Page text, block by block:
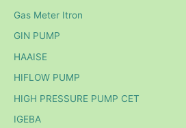
Gas Meter Itron
GIN PUMP
HAAISE
HIFLOW PUMP
HIGH PRESSURE PUMP CET
IGEBA